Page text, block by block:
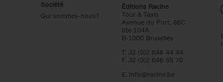
Société
Qui sommes-nous?
Éditions Racine
Tour & Taxis
Avenue du Port, 86C
bte 104A
B-1000 Bruxelles
T. 32 (0)2 646 44 44
F. 32 (0)2 646 55 70
E. info@racine.be